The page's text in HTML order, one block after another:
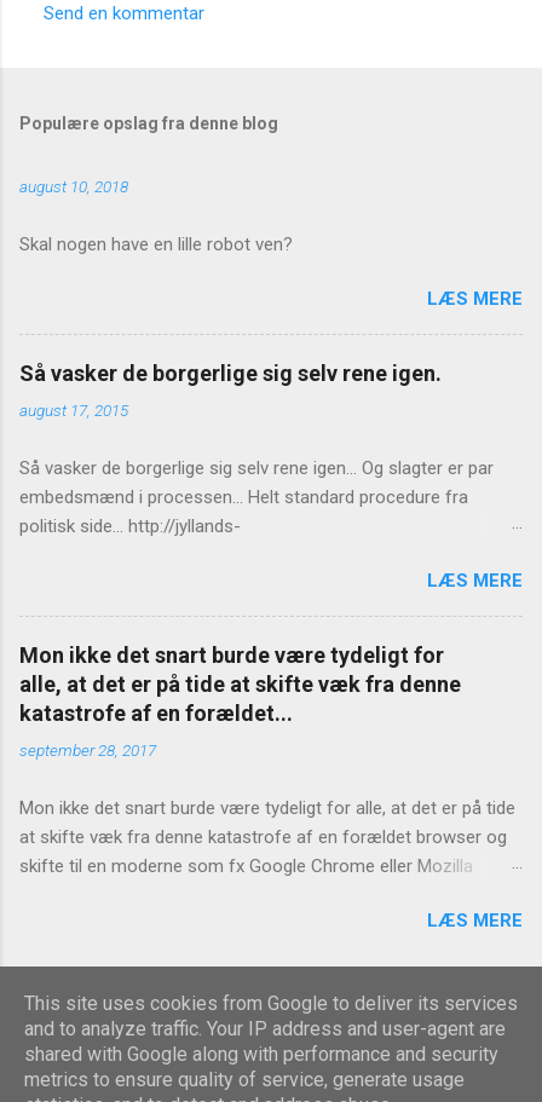
m
t
e
r
Send en kommentar
Populære opslag fra denne blog
august 10, 2018
Skal nogen have en lille robot ven?
LÆS MERE
Så vasker de borgerlige sig selv rene igen.
august 17, 2015
Så vasker de borgerlige sig selv rene igen... Og slagter er par
embedsmænd i processen... Helt standard procedure fra
politisk side... http://jyllands-
LÆS MERE
Mon ikke det snart burde være tydeligt for
alle, at det er på tide at skifte væk fra denne
katastrofe af en forældet...
september 28, 2017
Mon ikke det snart burde være tydeligt for alle, at det er på tide
at skifte væk fra denne katastrofe af en forældet browser og
skifte til en moderne som fx Google Chrome eller Mozilla
laekker-hvad-end-du-skriver-adressefeltet-1081127LÆS MERE
Leveret af Blogger
Temadesign afMichael Elkan
This site uses cookies from Google to deliver its services
and to analyze traffic. Your IP address and user-agent are
shared with Google along with performance and security
metrics to ensure quality of service, generate usage